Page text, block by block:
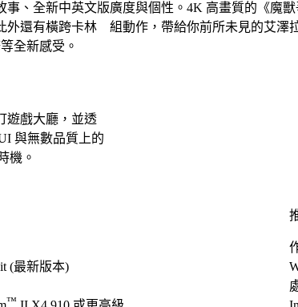
事、全新中英文版
外還有橫跨卡林
全新感受。
廣度與個性。4K 高畫質的《魔
組動作，帶給你前所未見的艾澤
遊戲大廳，並透
與無數品質上的
機。
(最新版本)
™